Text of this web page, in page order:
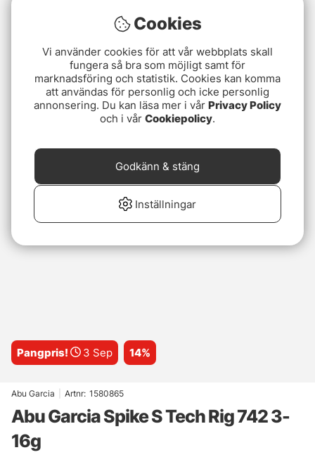
Pangpris! 3 Sep 14%
Abu Garcia Artnr: 1580865
Abu Garcia Spike S Tech Rig 742 3-
16g
Cookies
Vi använder cookies för att vår webbplats skall
fungera så bra som möjligt samt för
marknadsföring och statistik. Cookies kan komma
att användas för personlig och icke personlig
annonsering. Du kan läsa mer i vår Privacy Policy
och i vår Cookiepolicy.
Inställningar
Godkänn & stäng